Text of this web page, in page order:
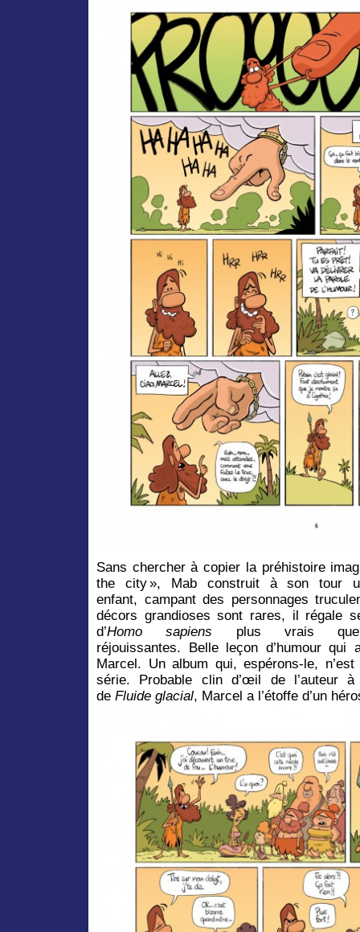
Sans chercher à copier la préhistoire
the city », Mab construit à son tour
enfant, campant des personnages
décors grandioses sont rares, il régale
d’Homo sapiens plus vrais que
réjouissantes. Belle leçon d’humour
Marcel. Un album qui, espérons-le,
série. Probable clin d’œil de l’auteur
de Fluide glacial, Marcel a l’étoffe d’un